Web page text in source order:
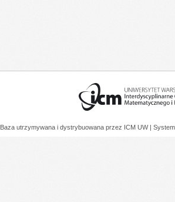
Baza utrzymywana i dystrybuowana przez ICM UW |